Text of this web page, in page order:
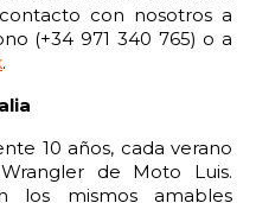
con nosotros a
(+34 971 340 765) o a
.
10 años, cada verano
de Moto Luis.
los mismos amables
3:30